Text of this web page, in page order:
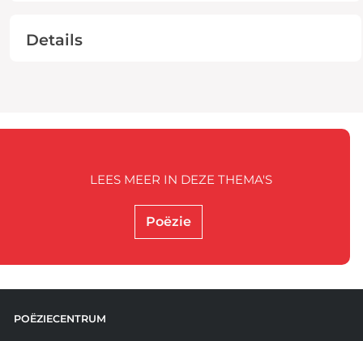
Details
Poëzie
LEES MEER IN DEZE THEMA'S
POËZIECENTRUM